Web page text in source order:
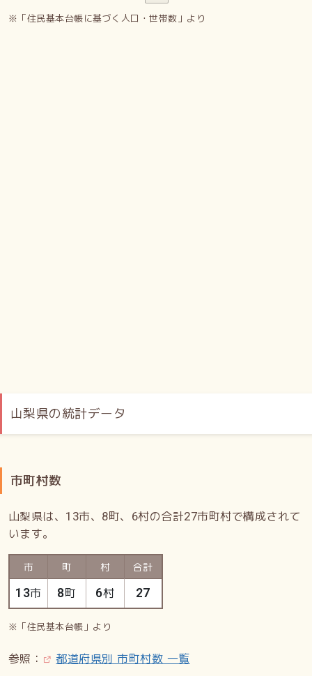
※「住民基本台帳に基づく人口・世帯数」より
山梨県の統計データ
市町村数
山梨県は、 13市、 8町、 6村の合計27市町村で構成されて
います。
市 町 村 合計
13市 8町 6村 27
※「住民基本台帳」より
参照： 都道府県別 市町村数 一覧